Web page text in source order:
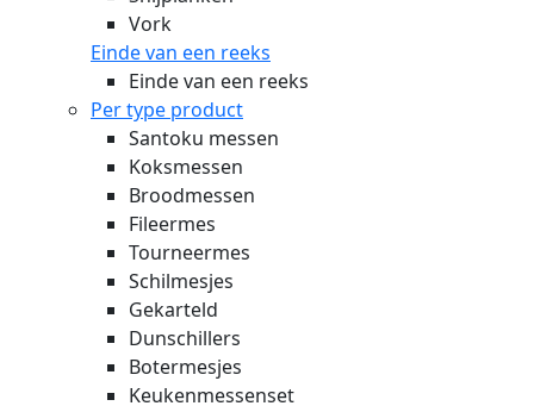
Vork
Einde van een reeks
Einde van een reeks
Per type product
Santoku messen
Koksmessen
Broodmessen
Fileermes
Tourneermes
Schilmesjes
Gekarteld
Dunschillers
Botermesjes
Keukenmessenset